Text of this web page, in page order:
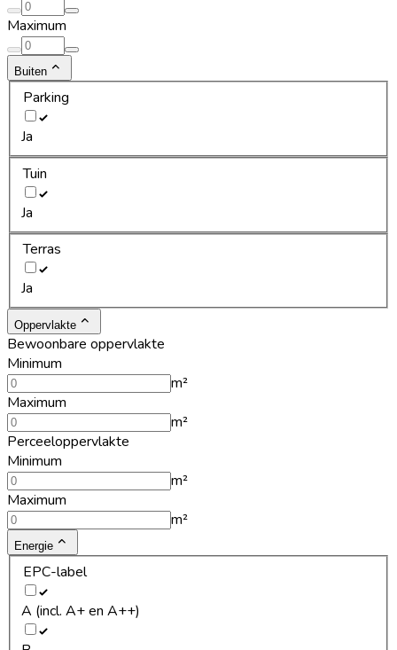
Maximum
Buiten
Parking
Ja
Tuin
Ja
Terras
Ja
Oppervlakte
Bewoonbare oppervlakte
Minimum
m²
Maximum
m²
Perceeloppervlakte
Minimum
m²
Maximum
m²
Energie
EPC-label
A (incl. A+ en A++)